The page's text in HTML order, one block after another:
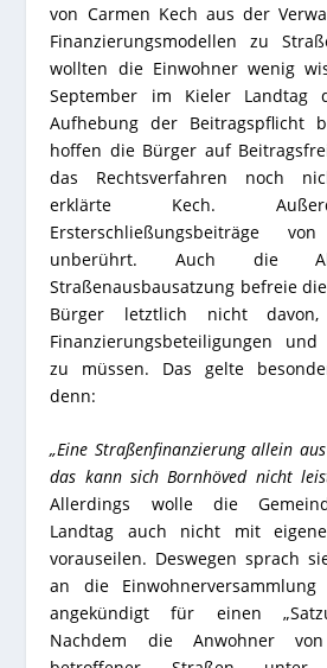
von Carmen Kech aus der
Finanzierungsmodellen zu
wollten die Einwohner wenig
September im Kieler Landtag
Aufhebung der Beitragspflicht
hoffen die Bürger auf
das Rechtsverfahren noch
erklärte Kech.
Ersterschließungsbeiträge
unberührt. Auch die
Straßenausbausatzung befreie
Bürger letztlich nicht
Finanzierungsbeteiligungen
zu müssen. Das gelte
denn:
„Eine Straßenfinanzierung allein
das kann sich Bornhöved nicht
Allerdings wolle die
Landtag auch nicht mit
vorauseilen. Deswegen sprach
an die
angekündigt für einen
Nachdem die Anwohner von